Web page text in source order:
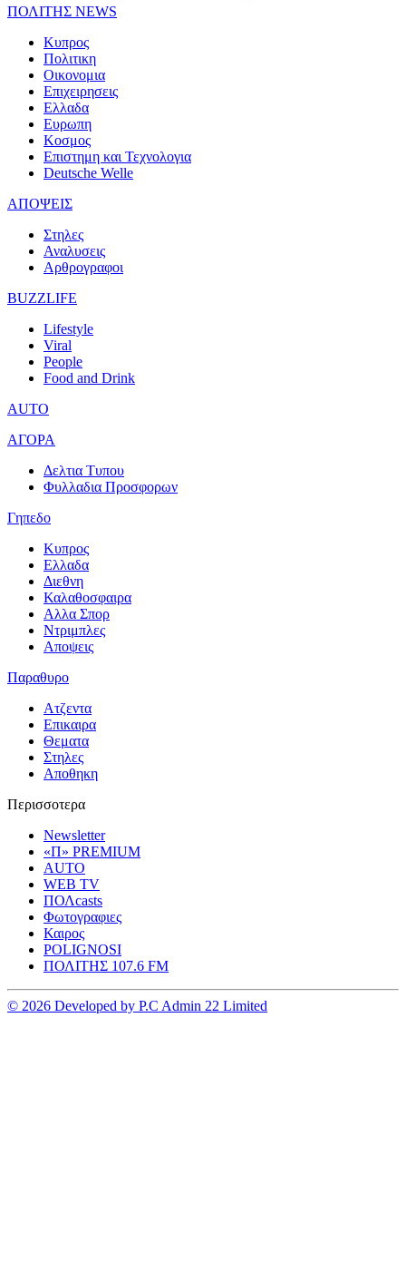
ΠΟΛΙΤΗΣ NEWS
Κυπρος
Πολιτικη
Οικονομια
Επιχειρησεις
Ελλαδα
Ευρωπη
Κοσμος
Επιστημη και Τεχνολογια
Deutsche Welle
ΑΠΟΨΕΙΣ
Στηλες
Αναλυσεις
Αρθρογραφοι
BUZZLIFE
Lifestyle
Viral
People
Food and Drink
AUTO
ΑΓΟΡΑ
Δελτια Τυπου
Φυλλαδια Προσφορων
Γηπεδο
Κυπρος
Ελλαδα
Διεθνη
Καλαθοσφαιρα
Αλλα Σπορ
Ντριμπλες
Αποψεις
Παραθυρο
Ατζεντα
Επικαιρα
Θεματα
Στηλες
Αποθηκη
Περισσοτερα
Newsletter
«Π» PREMIUM
AUTO
WEB TV
ΠΟΛcasts
Φωτογραφιες
Καιρος
POLIGNOSI
ΠΟΛΙΤΗΣ 107.6 FM
© 2026 Developed by P.C Admin 22 Limited